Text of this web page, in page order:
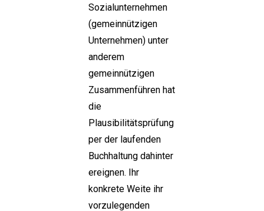
Sozialunternehmen
(gemeinnützigen
Unternehmen) unter
anderem
gemeinnützigen
Zusammenführen hat
die
Plausibilitätsprüfung
per der laufenden
Buchhaltung dahinter
ereignen. Ihr
konkrete Weite ihr
vorzulegenden